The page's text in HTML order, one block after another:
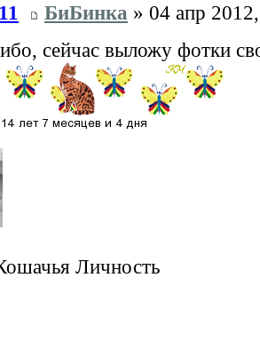
БиБинка » 04 апр
сейчас выложу фотки
Личность